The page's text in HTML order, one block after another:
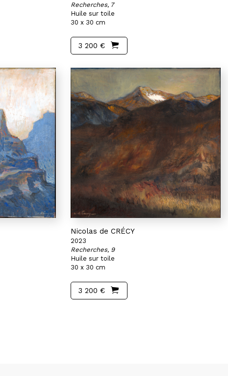
Recherches, 7
Huile sur toile
30 x 30 cm
3 200 €
Nicolas de CRÉCY
2023
Recherches, 9
Huile sur toile
30 x 30 cm
3 200 €